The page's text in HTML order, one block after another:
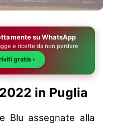
su WhatsApp
e ricette da non perdere
gratis ›
in Puglia
Blu assegnate alla